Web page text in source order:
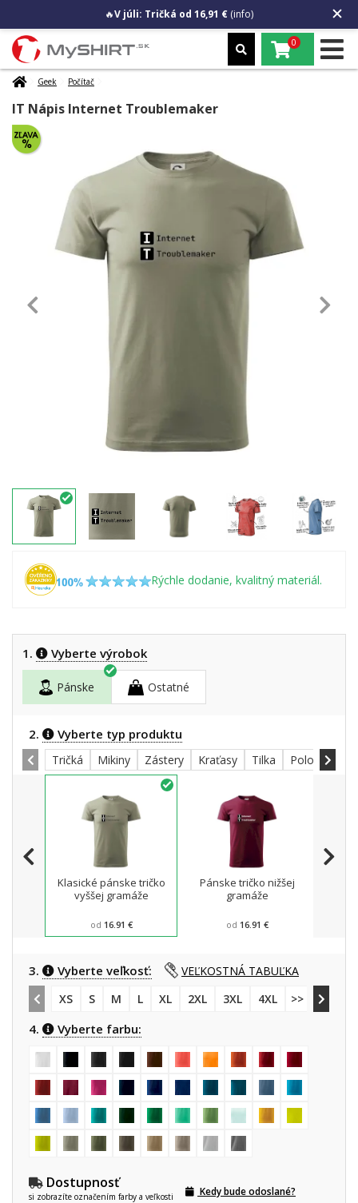
🔥V júli: Tričká od 16,91 € (info)
0
Geek Počítač
IT Nápis Internet Troublemaker
Rýchle dodanie, kvalitný materiál.
1. Vyberte výrobok
Pánske Ostatné
2. Vyberte typ produktu
Tričká Mikiny Zástery Kraťasy Tilka Polokošele
Klasické pánske tričko
vyššej gramáže
od 16.91 €
Pánske tričko nižšej
gramáže
od 16.91 €
3. Vyberte veľkosť:
VEĽKOSTNÁ TABUĽKA
XS
S M L XL 2XL 3XL 4XL >> 5XL
4. Vyberte farbu:
Dostupnosť
si zobrazíte označením farby a veľkosti Kedy bude odoslané?